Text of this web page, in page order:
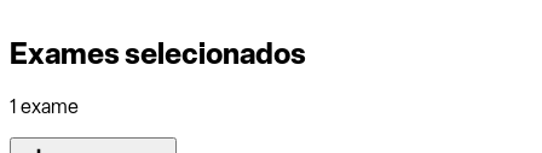
Exames selecionados
1 exame